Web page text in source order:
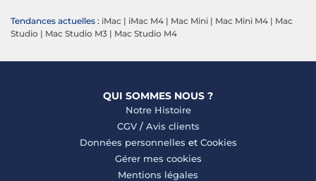
Tendances actuelles : iMac | iMac M4 | Mac Mini | Mac Mini M4 | Mac
Studio | Mac Studio M3 | Mac Studio M4
QUI SOMMES NOUS ?
Notre Histoire
CGV/ Avis clients
Données personnelles et Cookies
Gérer mes cookies
Mentions légales